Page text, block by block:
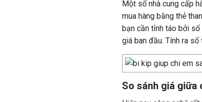
Một số nhà cung cấp
mua hàng bằng thẻ
bạn cần tỉnh táo bởi
giá ban đầu. Tính ra
So sánh giá giữa